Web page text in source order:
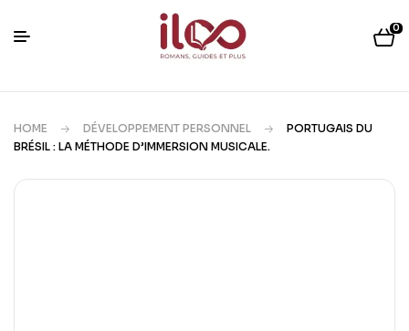
0
HOME DÉVELOPPEMENT PERSONNEL
PORTUGAIS DU
BRÉSIL : LA MÉTHODE D’IMMERSION MUSICALE.